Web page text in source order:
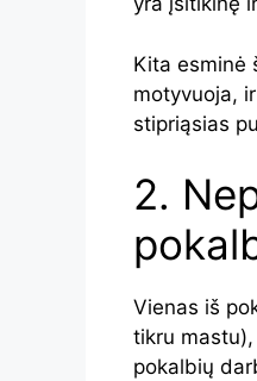
Kita esminė
motyvuoja,
stipriąsias
2.
Vienas iš
tikru
pokalbių